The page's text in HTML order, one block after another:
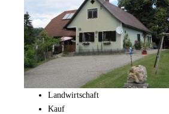
Landwirtschaft
Kauf